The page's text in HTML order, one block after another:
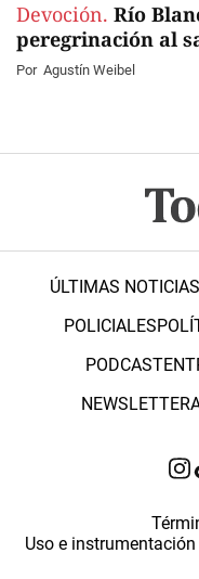
Devoción. Río
peregrinación al
Por Agustín Weibel
ÚLTIMAS NOTICIAS
POLICIALES
PODCAST
NEWSLETTER
Uso e